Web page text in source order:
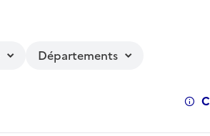
Départements